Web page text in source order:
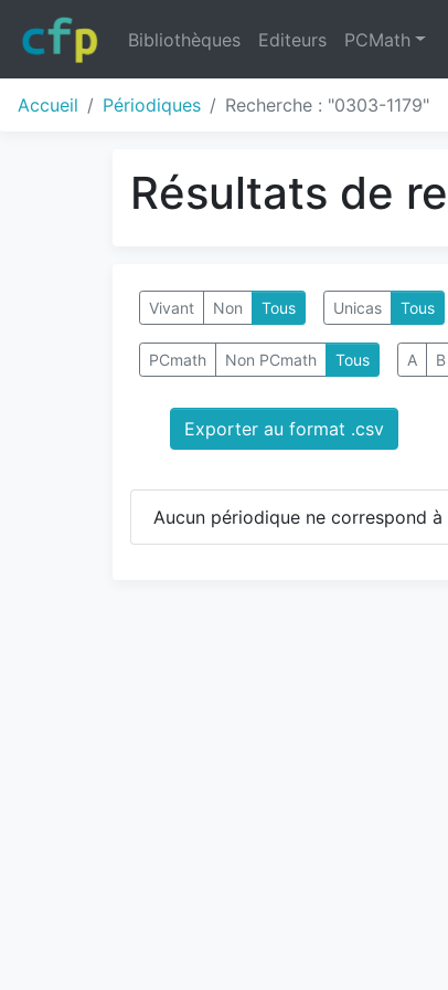
Bibliothèques Editeurs PCMath
Accueil Périodiques Recherche : "0303-1179"
Résultats de
Vivant Non Tous Unicas Tous
PCmath Non PCmath Tous A B
Exporter au format .csv
Aucun périodique ne correspond